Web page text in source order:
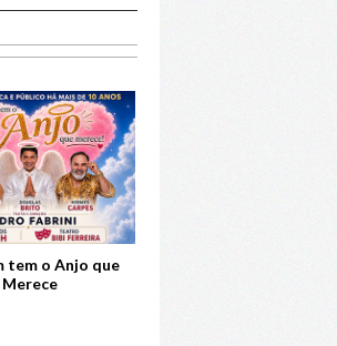
tem o Anjo que
Merece